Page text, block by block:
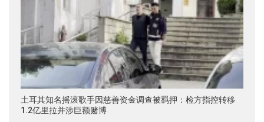
土耳其知名摇滚歌手因慈善资金调查被羁押：检方指控转移
1.2亿里拉并涉巨额赌博